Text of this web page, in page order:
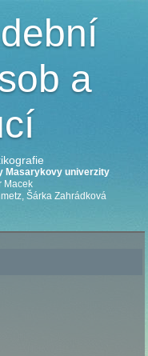
a
Masarykovy univerzity
Macek
Šárka Zahrádková